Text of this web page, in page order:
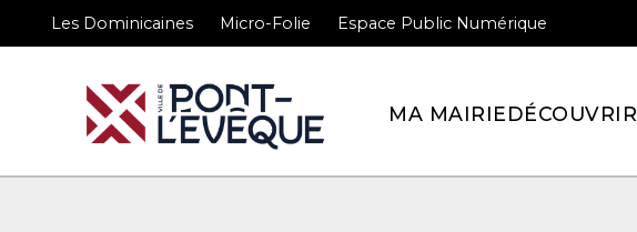
Les Dominicaines Micro-Folie Espace Public Numérique
MA MAIRIEDÉCOUVRIR